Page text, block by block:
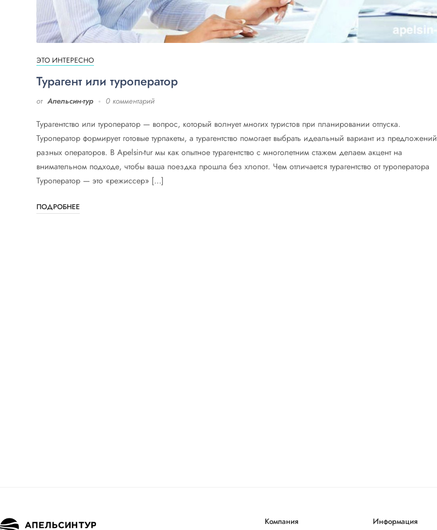
ЭТО ИНТЕРЕСНО
Турагент или туроператор
от Апельсин-тур 0 комментарий
Турагентство или туроператор — вопрос, который волнует многих туристов при планировании отпуска.
Туроператор формирует готовые турпакеты, а турагентство помогает выбрать идеальный вариант из предложений
разных операторов. В Apelsin-tur мы как опытное турагентство с многолетним стажем делаем акцент на
внимательном подходе, чтобы ваша поездка прошла без хлопот. Чем отличается турагентство от туроператора
Туроператор — это «режиссер» […]
ПОДРОБНЕЕ
Компания Информация